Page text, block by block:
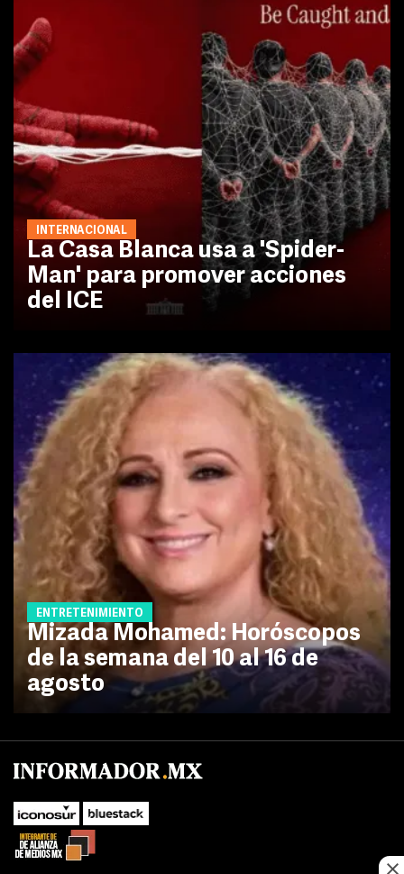
INTERNACIONAL
La Casa Blanca usa a 'Spider-
Man' para promover acciones
del ICE
ENTRETENIMIENTO
Mizada Mohamed: Horóscopos
de la semana del 10 al 16 de
agosto